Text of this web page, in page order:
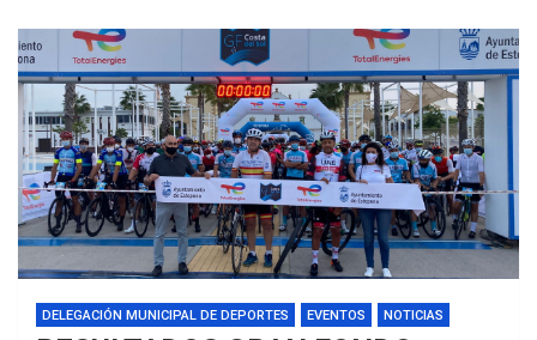
DELEGACIÓN MUNICIPAL DE DEPORTES EVENTOS NOTICIAS